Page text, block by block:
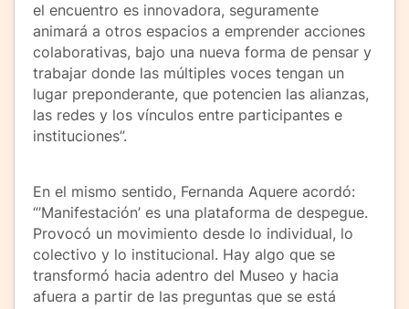
el encuentro es innovadora, seguramente
animará a otros espacios a emprender acciones
colaborativas, bajo una nueva forma de pensar y
trabajar donde las múltiples voces tengan un
lugar preponderante, que potencien las alianzas,
las redes y los vínculos entre participantes e
instituciones”.
En el mismo sentido, Fernanda Aquere acordó:
“’Manifestación’ es una plataforma de despegue.
Provocó un movimiento desde lo individual, lo
colectivo y lo institucional. Hay algo que se
transformó hacia adentro del Museo y hacia
afuera a partir de las preguntas que se está